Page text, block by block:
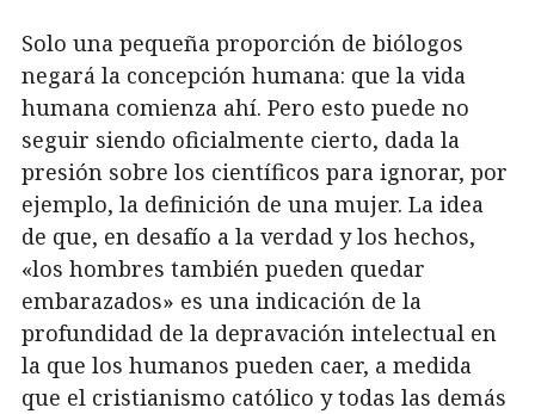
Solo una pequeña proporción de biólogos
negará la concepción humana: que la vida
humana comienza ahí. Pero esto puede no
seguir siendo oficialmente cierto, dada la
presión sobre los científicos para ignorar, por
ejemplo, la definición de una mujer. La idea
de que, en desafío a la verdad y los hechos,
«los hombres también pueden quedar
embarazados» es una indicación de la
profundidad de la depravación intelectual en
la que los humanos pueden caer, a medida
que el cristianismo católico y todas las demás